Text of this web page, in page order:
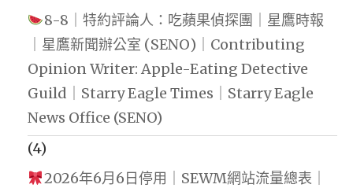
8-8｜特約評論人：吃蘋果偵探團｜星鷹時報
｜星鷹新聞辦公室 (SENO)｜Contributing
Opinion Writer: Apple-Eating Detective
Guild｜Starry Eagle Times｜Starry Eagle
News Office (SENO)
(4)
2026年6月6日停用｜SEWM網站流量總表｜